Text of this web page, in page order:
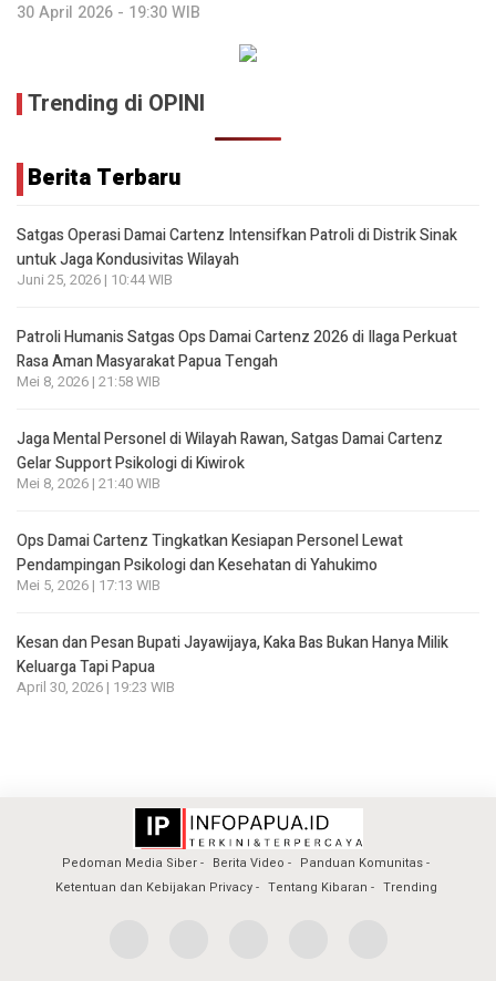
30 April 2026 - 19:30 WIB
Trending di OPINI
Berita Terbaru
Satgas Operasi Damai Cartenz Intensifkan Patroli di Distrik Sinak
untuk Jaga Kondusivitas Wilayah
Juni 25, 2026 | 10:44 WIB
Patroli Humanis Satgas Ops Damai Cartenz 2026 di Ilaga Perkuat
Rasa Aman Masyarakat Papua Tengah
Mei 8, 2026 | 21:58 WIB
Jaga Mental Personel di Wilayah Rawan, Satgas Damai Cartenz
Gelar Support Psikologi di Kiwirok
Mei 8, 2026 | 21:40 WIB
Ops Damai Cartenz Tingkatkan Kesiapan Personel Lewat
Pendampingan Psikologi dan Kesehatan di Yahukimo
Mei 5, 2026 | 17:13 WIB
Kesan dan Pesan Bupati Jayawijaya, Kaka Bas Bukan Hanya Milik
Keluarga Tapi Papua
April 30, 2026 | 19:23 WIB
Pedoman Media Siber Berita Video
Panduan Komunitas
Ketentuan dan Kebijakan Privacy
Tentang Kibaran Trending